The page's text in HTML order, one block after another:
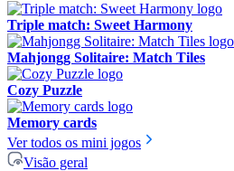
Triple match: Sweet Harmony
Mahjongg Solitaire: Match Tiles
Cozy Puzzle
Memory cards
Ver todos os mini jogos
Visão geral